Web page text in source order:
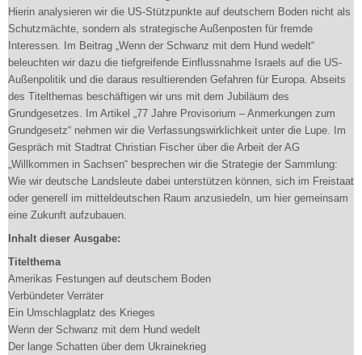
Hierin analysieren wir die US-Stützpunkte auf deutschem Boden nicht als
Schutzmächte, sondern als strategische Außenposten für fremde
Interessen. Im Beitrag „Wenn der Schwanz mit dem Hund wedelt“
beleuchten wir dazu die tiefgreifende Einflussnahme Israels auf die US-
Außenpolitik und die daraus resultierenden Gefahren für Europa. Abseits
des Titelthemas beschäftigen wir uns mit dem Jubiläum des
Grundgesetzes. Im Artikel „77 Jahre Provisorium – Anmerkungen zum
Grundgesetz“ nehmen wir die Verfassungswirklichkeit unter die Lupe. Im
Gespräch mit Stadtrat Christian Fischer über die Arbeit der AG
„Willkommen in Sachsen“ besprechen wir die Strategie der Sammlung:
Wie wir deutsche Landsleute dabei unterstützen können, sich im Freistaat
oder generell im mitteldeutschen Raum anzusiedeln, um hier gemeinsam
eine Zukunft aufzubauen.
Inhalt dieser Ausgabe:
Titelthema
Amerikas Festungen auf deutschem Boden
Verbündeter Verräter
Ein Umschlagplatz des Krieges
Wenn der Schwanz mit dem Hund wedelt
Der lange Schatten über dem Ukrainekrieg